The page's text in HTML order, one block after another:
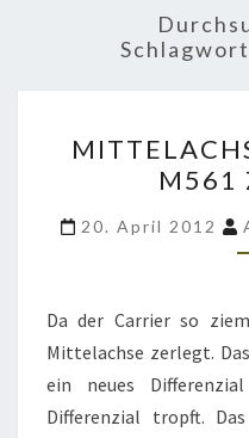
M561
20. April 2012
Da der Carrier so
Mittelachse zerlegt.
ein neues
Differenzial tropft.